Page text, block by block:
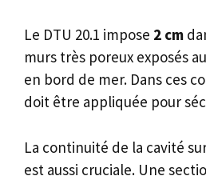
Le DTU 20.1 impose 2 cm
murs très poreux exposés
en bord de mer. Dans ces
doit être appliquée pour
La continuité de la cavité
est aussi cruciale. Une